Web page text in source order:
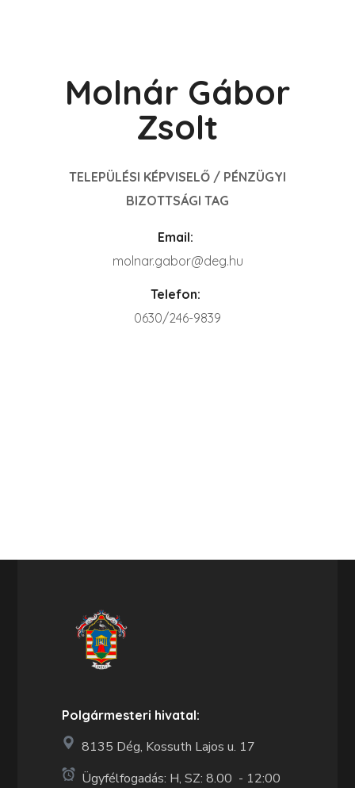
Molnár Gábor
Zsolt
TELEPÜLÉSI KÉPVISELŐ / PÉNZÜGYI
BIZOTTSÁGI TAG
Email:
molnar.gabor@deg.hu
Telefon:
0630/246-9839
Polgármesteri hivatal:
8135 Dég, Kossuth Lajos u. 17
Ügyfélfogadás: H, SZ: 8.00 - 12:00